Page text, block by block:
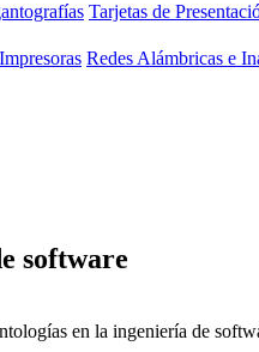
Tarjetas de
Redes Alámbricas e
software